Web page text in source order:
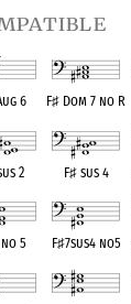
6 F♯ Dom 7 no R
2 F♯sus 4
5 F♯7sus4 no5